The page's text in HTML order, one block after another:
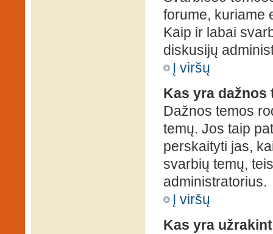
forume, kuriame
Kaip ir labai
diskusijų
Į viršų
Kas yra dažnos
Dažnos temos
temų. Jos taip
perskaityti jas,
svarbių temų,
administratorius.
Į viršų
Kas yra